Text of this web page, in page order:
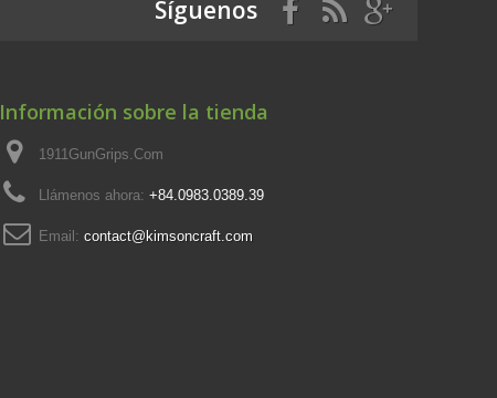
Síguenos
Información sobre la tienda
1911GunGrips.Com
Llámenos ahora: +84.0983.0389.39
Email: contact@kimsoncraft.com